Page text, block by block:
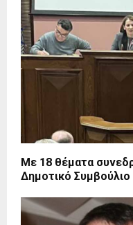
Με 18 θέματα
Δημοτικό